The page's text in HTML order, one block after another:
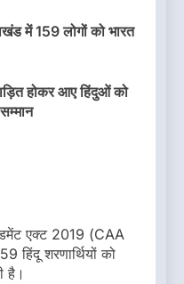
में 159 लोगों को भारत
होकर आए हिंदुओं को
एक्ट 2019 (CAA
हिंदू शरणार्थियों को
है।